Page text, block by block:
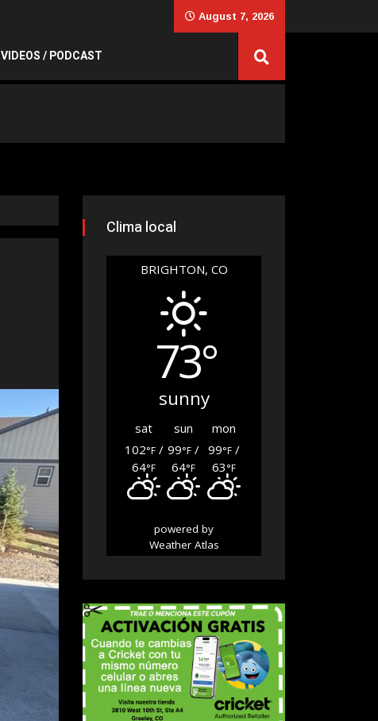
August 7, 2026
VIDEOS / PODCAST
Clima local
BRIGHTON, CO
73°
sunny
sat sun
mon
102°F/
64°F
99°F /
64°F
99°F/
63°F
powered by
Weather Atlas